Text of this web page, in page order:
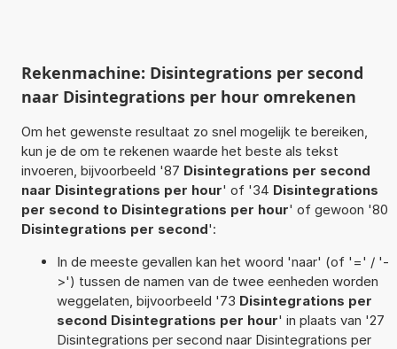
Rekenmachine: Disintegrations per second
naar Disintegrations per hour omrekenen
Om het gewenste resultaat zo snel mogelijk te bereiken,
kun je de om te rekenen waarde het beste als tekst
invoeren, bijvoorbeeld '87 Disintegrations per second
naar Disintegrations per hour' of '34 Disintegrations
per second to Disintegrations per hour' of gewoon '80
Disintegrations per second':
In de meeste gevallen kan het woord 'naar' (of '=' / '-
>') tussen de namen van de twee eenheden worden
weggelaten, bijvoorbeeld '73 Disintegrations per
second Disintegrations per hour' in plaats van '27
Disintegrations per second naar Disintegrations per